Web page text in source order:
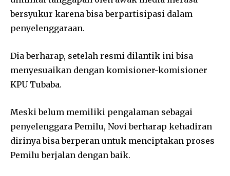
bersyukur karena bisa berpartisipasi dalam
penyelenggaraan.
Dia berharap, setelah resmi dilantik ini bisa
menyesuaikan dengan komisioner-komisioner
KPU Tubaba.
Meski belum memiliki pengalaman sebagai
penyelenggara Pemilu, Novi berharap kehadiran
dirinya bisa berperan untuk menciptakan proses
Pemilu berjalan dengan baik.